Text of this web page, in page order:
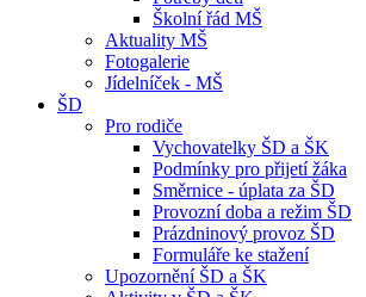
Školní řád MŠ
Aktuality MŠ
Fotogalerie
Jídelníček - MŠ
ŠD
Pro rodiče
Vychovatelky ŠD a ŠK
Podmínky pro přijetí žáka
Směrnice - úplata za ŠD
Provozní doba a režim ŠD
Prázdninový provoz ŠD
Formuláře ke stažení
Upozornění ŠD a ŠK